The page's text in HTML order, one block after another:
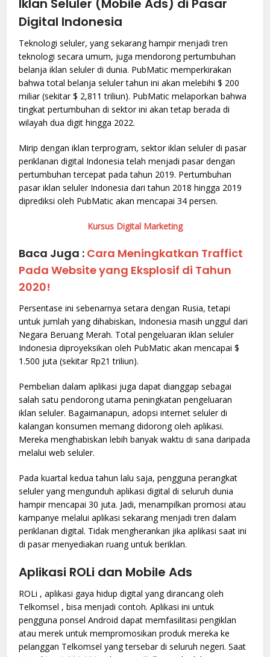
Iklan Seluler (Mobile Ads) di Pasar
Digital Indonesia
Teknologi seluler, yang sekarang hampir menjadi tren
teknologi secara umum, juga mendorong pertumbuhan
belanja iklan seluler di dunia. PubMatic memperkirakan
bahwa total belanja seluler tahun ini akan melebihi $ 200
miliar (sekitar $ 2,811 triliun). PubMatic melaporkan bahwa
tingkat pertumbuhan di sektor ini akan tetap berada di
wilayah dua digit hingga 2022.
Mirip dengan iklan terprogram, sektor iklan seluler di pasar
periklanan digital Indonesia telah menjadi pasar dengan
pertumbuhan tercepat pada tahun 2019. Pertumbuhan
pasar iklan seluler Indonesia dari tahun 2018 hingga 2019
diprediksi oleh PubMatic akan mencapai 34 persen.
Kursus Digital Marketing
Baca Juga : Cara Meningkatkan Traffict
Pada Website yang Eksplosif di Tahun
2020!
Persentase ini sebenarnya setara dengan Rusia, tetapi
untuk jumlah yang dihabiskan, Indonesia masih unggul dari
Negara Beruang Merah. Total pengeluaran iklan seluler
Indonesia diproyeksikan oleh PubMatic akan mencapai $
1.500 juta (sekitar Rp21 triliun).
Pembelian dalam aplikasi juga dapat dianggap sebagai
salah satu pendorong utama peningkatan pengeluaran
iklan seluler. Bagaimanapun, adopsi internet seluler di
kalangan konsumen memang didorong oleh aplikasi.
Mereka menghabiskan lebih banyak waktu di sana daripada
melalui web seluler.
Pada kuartal kedua tahun lalu saja, pengguna perangkat
seluler yang mengunduh aplikasi digital di seluruh dunia
hampir mencapai 30 juta. Jadi, menampilkan promosi atau
kampanye melalui aplikasi sekarang menjadi tren dalam
periklanan digital. Tidak mengherankan jika aplikasi saat ini
di pasar menyediakan ruang untuk beriklan.
Aplikasi ROLi dan Mobile Ads
ROLi , aplikasi gaya hidup digital yang dirancang oleh
Telkomsel , bisa menjadi contoh. Aplikasi ini untuk
pengguna ponsel Android dapat memfasilitasi pengiklan
atau merek untuk mempromosikan produk mereka ke
pelanggan Telkomsel yang tersebar di seluruh negeri. Saat